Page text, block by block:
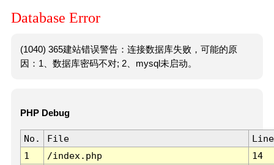
Database Error
(1040) 365建站错误警告：连接数据库失败，可能的原
因：1、数据库密码不对; 2、mysql未启动。
PHP Debug
No. File
Line
1
/index.php 14